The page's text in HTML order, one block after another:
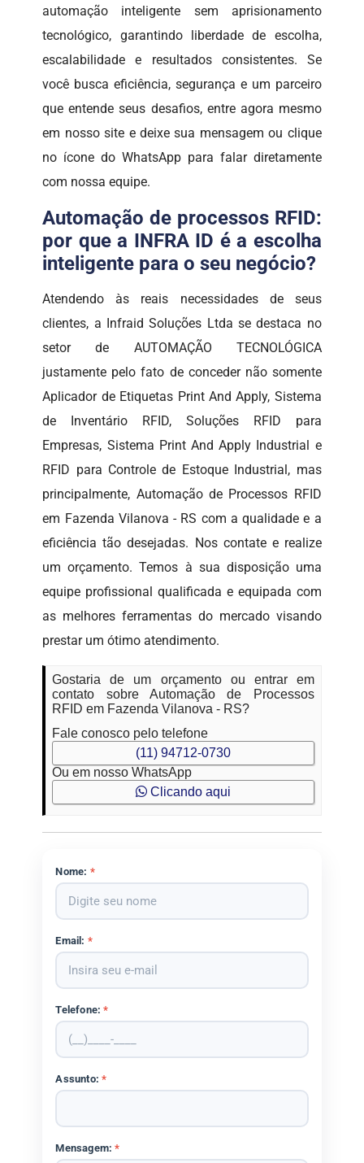
automação inteligente sem aprisionamento
tecnológico, garantindo liberdade de escolha,
escalabilidade e resultados consistentes. Se
você busca eficiência, segurança e um parceiro
que entende seus desafios, entre agora mesmo
em nosso site e deixe sua mensagem ou clique
no ícone do WhatsApp para falar diretamente
com nossa equipe.
Automação de processos RFID:
por que a INFRA ID é a escolha
inteligente para o seu negócio?
Atendendo às reais necessidades de seus
clientes, a Infraid Soluções Ltda se destaca no
setor de AUTOMAÇÃO TECNOLÓGICA
justamente pelo fato de conceder não somente
Aplicador de Etiquetas Print And Apply, Sistema
de Inventário RFID, Soluções RFID para
Empresas, Sistema Print And Apply Industrial e
RFID para Controle de Estoque Industrial, mas
principalmente, Automação de Processos RFID
em Fazenda Vilanova - RS com a qualidade e a
eficiência tão desejadas. Nos contate e realize
um orçamento. Temos à sua disposição uma
equipe profissional qualificada e equipada com
as melhores ferramentas do mercado visando
prestar um ótimo atendimento.
Gostaria de um orçamento ou entrar em
contato sobre Automação de Processos
RFID em Fazenda Vilanova - RS?
Fale conosco pelo telefone
(11) 94712-0730
Ou em nosso WhatsApp
Clicando aqui
Nome: *
Email: *
Telefone:*
Assunto:*
Mensagem:*